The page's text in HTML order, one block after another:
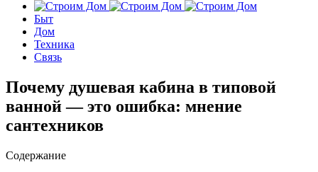
Быт
Дом
Техника
Связь
Почему душевая кабина в типовой
ванной — это ошибка: мнение
сантехников
Содержание